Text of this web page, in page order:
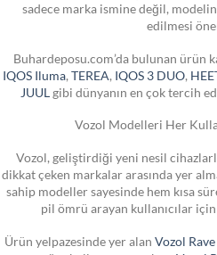
sadece marka ismine değil,
edilmesi
Buhardeposu.com’da bulunan ürün
IQOS Iluma, TEREA IQOS 3 DUO,
JUUL gibi dünyanın en çok tercih
Vozol Modelleri Her
Vozol, geliştirdiği yeni nesil
dikkat çeken markalar arasında yer
sahip modeller sayesinde hem kısa
pil ömrü arayan kullanıcılar
Ürün yelpazesinde yer alan Vozol